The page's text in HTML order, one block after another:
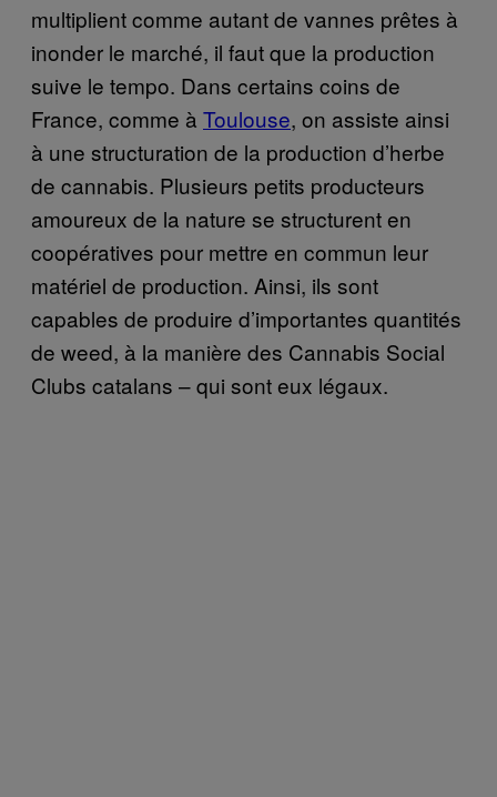
multiplient comme autant de vannes prêtes à
inonder le marché, il faut que la production
suive le tempo. Dans certains coins de
France, comme à Toulouse, on assiste ainsi
à une structuration de la production d’herbe
de cannabis. Plusieurs petits producteurs
amoureux de la nature se structurent en
coopératives pour mettre en commun leur
matériel de production. Ainsi, ils sont
capables de produire d’importantes quantités
de weed, à la manière des Cannabis Social
Clubs catalans – qui sont eux légaux.